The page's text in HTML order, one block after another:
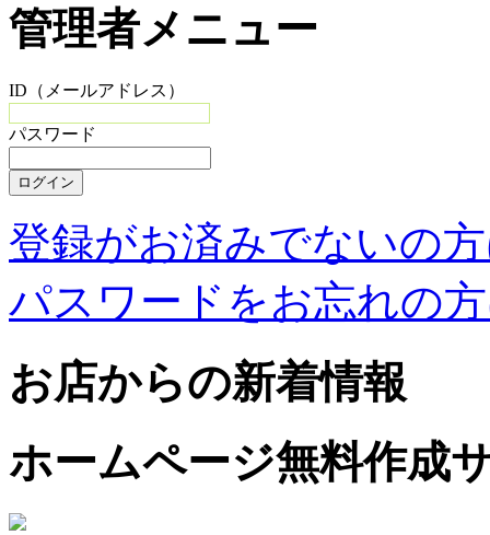
管理者メニュー
ID（メールアドレス）
パスワード
登録がお済みでないの
パスワードをお忘れの
お店からの新着情報
ホームページ無料作成